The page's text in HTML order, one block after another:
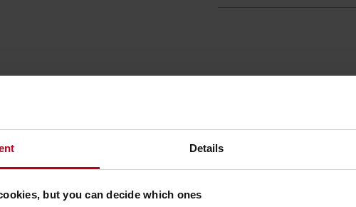
Details
but you can decide which ones